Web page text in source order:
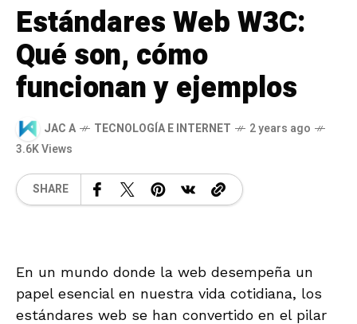
Estándares Web W3C:
Qué son, cómo
funcionan y ejemplos
JAC A TECNOLOGÍA E INTERNET
2 years ago
3.6K Views
SHARE
En un mundo donde la web desempeña un
papel esencial en nuestra vida cotidiana, los
estándares web se han convertido en el pilar